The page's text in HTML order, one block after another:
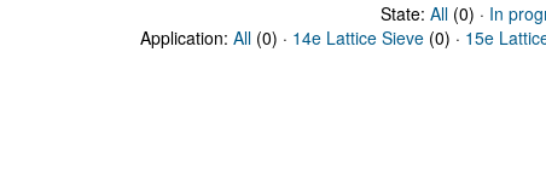
State: All(0) · In
Application: All (0) · 14e Lattice Sieve (0) · 15e